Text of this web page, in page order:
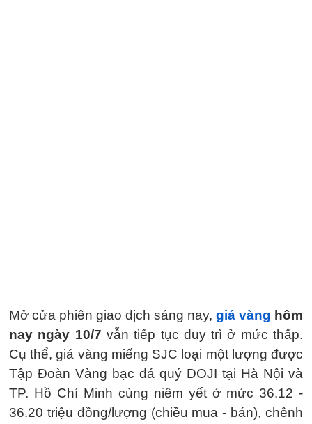
Mở cửa phiên giao dịch sáng nay, giá vàng hôm
nay ngày 10/7 vẫn tiếp tục duy trì ở mức thấp.
Cụ thể, giá vàng miếng SJC loại một lượng được
Tập Đoàn Vàng bạc đá quý DOJI tại Hà Nội và
TP. Hồ Chí Minh cùng niêm yết ở mức 36.12 -
36.20 triệu đồng/lượng (chiều mua - bán), chênh